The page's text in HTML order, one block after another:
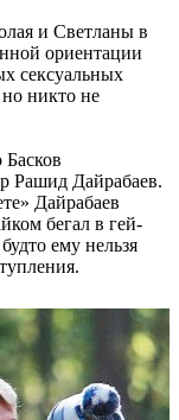
и Светланы в
ориентации
сексуальных
но никто не
Рашид Дайрабаев.
Дайрабаев
бегал в гей-
ему нельзя